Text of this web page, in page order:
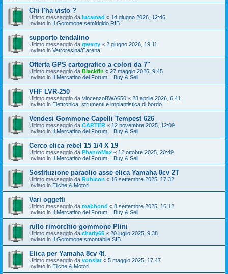
Chi l'ha visto ?
Ultimo messaggio da lucamad « 14 giugno 2026, 12:46
Inviato in Il Gommone semirigido RIB
supporto tendalino
Ultimo messaggio da qwerty « 2 giugno 2026, 19:11
Inviato in Vetroresina/Carena
Offerta GPS cartografico a colori da 7"
Ultimo messaggio da Blackfin « 27 maggio 2026, 9:45
Inviato in Il Mercatino del Forum....Buy & Sell
VHF LVR-250
Ultimo messaggio da VincenzoBWA650 « 28 aprile 2026, 6:41
Inviato in Elettronica, strumenti e impiantistica di bordo
Vendesi Gommone Capelli Tempest 626
Ultimo messaggio da CARTER « 12 novembre 2025, 12:09
Inviato in Il Mercatino del Forum....Buy & Sell
Cerco elica rebel 15 1/4 X 19
Ultimo messaggio da PhantoMax « 12 ottobre 2025, 20:49
Inviato in Il Mercatino del Forum....Buy & Sell
Sostituzione paraolio asse elica Yamaha 8cv 2T
Ultimo messaggio da Rubicon « 16 settembre 2025, 17:32
Inviato in Eliche & Motori
Vari oggetti
Ultimo messaggio da mabbond « 8 settembre 2025, 16:12
Inviato in Il Mercatino del Forum....Buy & Sell
rullo rimorchio gommone Plini
Ultimo messaggio da charly65 « 20 luglio 2025, 9:38
Inviato in Il Gommone smontabile SIB
Elica per Yamaha 8cv 4t.
Ultimo messaggio da vonslat « 5 maggio 2025, 17:47
Inviato in Eliche & Motori